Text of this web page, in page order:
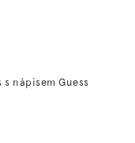
nápisem Guess